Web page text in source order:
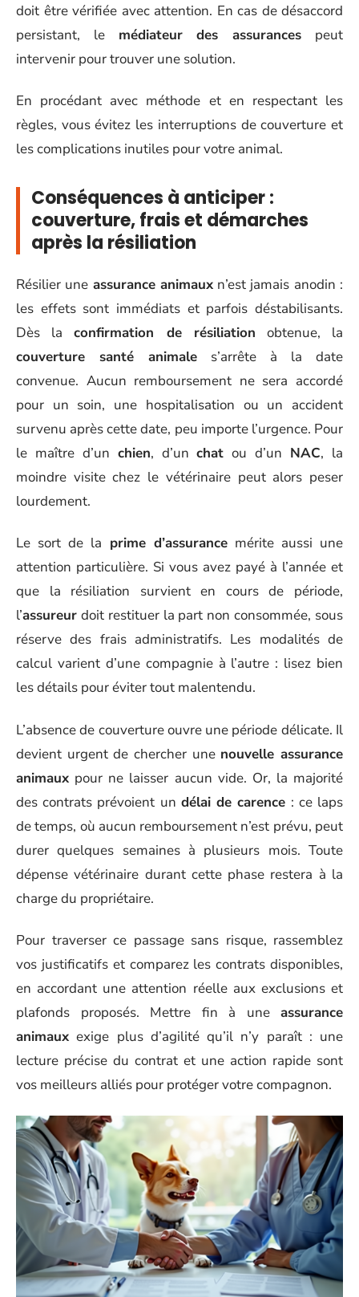
doit être vérifiée avec attention. En cas de désaccord
persistant, le médiateur des assurances peut
intervenir pour trouver une solution.
En procédant avec méthode et en respectant les
règles, vous évitez les interruptions de couverture et
les complications inutiles pour votre animal.
Conséquences à anticiper :
couverture, frais et démarches
après la résiliation
Résilier une assurance animauxn’est jamais anodin :
les effets sont immédiats et parfois déstabilisants.
Dès laconfirmation de résiliation obtenue, la
couverture santé animale s’arrête à la date
convenue. Aucun remboursement ne sera accordé
pour un soin, une hospitalisation ou un accident
survenu après cette date, peu importe l’urgence. Pour
le maître d’un chien, d’unchat ou d’un NAC, la
moindre visite chez le vétérinaire peut alors peser
lourdement.
Le sort de la prime d’assurancemérite aussi une
attention particulière. Si vous avez payé à l’année et
que la résiliation survient en cours de période,
l’assureur doit restituer la part non consommée, sous
réserve des frais administratifs. Les modalités de
calcul varient d’une compagnie à l’autre : lisez bien
les détails pour éviter tout malentendu.
L’absence de couverture ouvre une période délicate. Il
devient urgent de chercher une nouvelle assurance
animaux pour ne laisser aucun vide. Or, la majorité
des contrats prévoient un délai de carence : ce laps
de temps, où aucun remboursement n’est prévu, peut
durer quelques semaines à plusieurs mois. Toute
dépense vétérinaire durant cette phase restera à la
charge du propriétaire.
Pour traverser ce passage sans risque, rassemblez
vos justificatifs et comparez les contrats disponibles,
en accordant une attention réelle aux exclusions et
plafonds proposés. Mettre fin à une assurance
animaux exige plus d’agilité qu’il n’y paraît : une
lecture précise du contrat et une action rapide sont
vos meilleurs alliés pour protéger votre compagnon.